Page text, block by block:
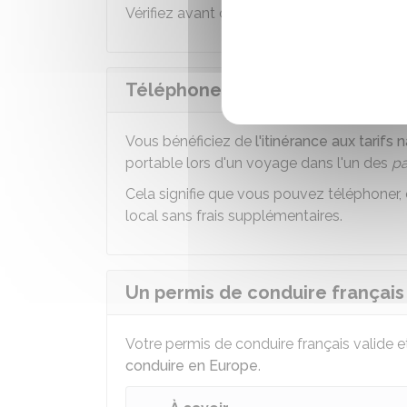
Vérifiez avant de partir que vous êtes bien
Téléphone portable : peut-on
Vous bénéficiez de l'itinérance aux tarifs
portable lors d'un voyage dans l'un des
Cela signifie que vous pouvez
local sans frais supplémentaires.
Un permis de conduire
Votre permis de conduire français valide
conduire en Europe.